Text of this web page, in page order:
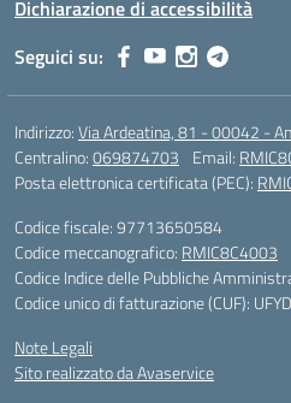
Dichiarazione di accessibilità
Seguici su:
Indirizzo:Via Ardeatina, 81 - 00042 -
Centralino:069874703 Email:
Posta elettronica certificata (PEC):
Codice fiscale: 97713650584
Codice meccanografico: RMIC8C4003
Codice Indice delle Pubbliche
Codice unico di fatturazione (CUF):
Note Legali
Sito realizzato da Avaservice